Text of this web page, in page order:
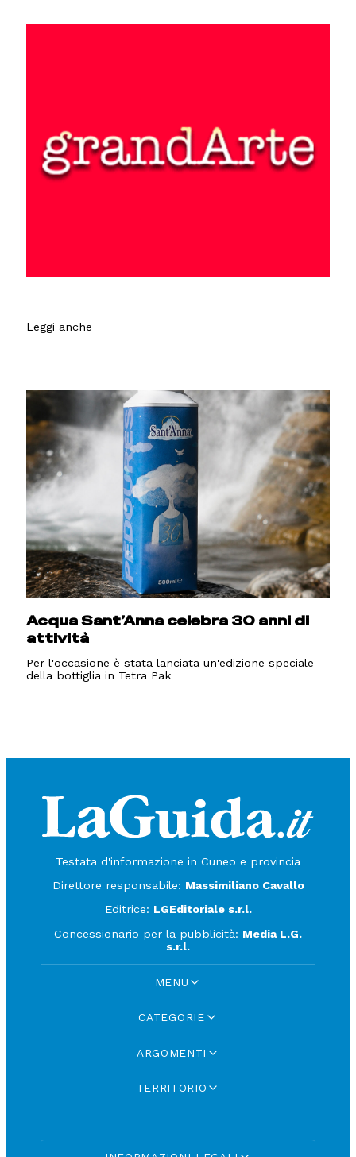
Leggi anche
Acqua Sant’Anna celebra 30 anni di
attività
Per l'occasione è stata lanciata un'edizione speciale
della bottiglia in Tetra Pak
Testata d'informazione in Cuneo e provincia
Direttore responsabile: Massimiliano Cavallo
Editrice: LGEditoriale s.r.l.
Concessionario per la pubblicità: Media L.G.
s.r.l.
MENU
CATEGORIE
ARGOMENTI
TERRITORIO